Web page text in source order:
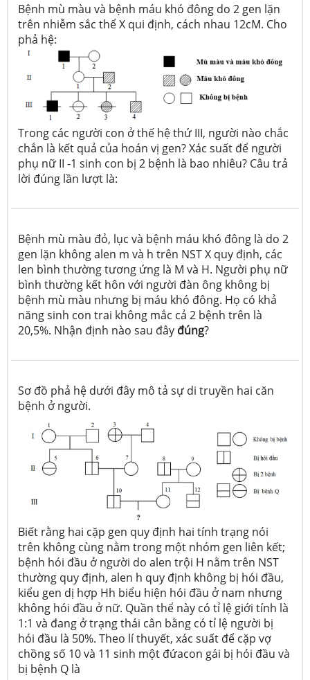
Bệnh mù màu và bệnh máu khó đông do 2 gen lặn
trên nhiễm sắc thể X qui định, cách nhau 12cM. Cho
phả hệ:
Trong các người con ở thế hệ thứ III, người nào chắc
chắn là kết quả của hoán vị gen? Xác suất để người
phụ nữ II -1 sinh con bị 2 bệnh là bao nhiêu? Câu trả
lời đúng lần lượt là:
Bệnh mù màu đỏ, lục và bệnh máu khó đông là do 2
gen lặn không alen m và h trên NST X quy định, các
len bình thường tương ứng là M và H. Người phụ nữ
bình thường kết hôn với người đàn ông không bị
bệnh mù màu nhưng bị máu khó đông. Họ có khả
năng sinh con trai không mắc cả 2 bệnh trên là
20,5%. Nhận định nào sau đây đúng?
Sơ đồ phả hệ dưới đây mô tả sự di truyền hai căn
bệnh ở người.
Biết rằng hai cặp gen quy định hai tính trạng nói
trên không cùng nằm trong một nhóm gen liên kết;
bệnh hói đầu ở người do alen trội H nằm trên NST
thường quy định, alen h quy định không bị hói đầu,
kiểu gen dị hợp Hh biểu hiện hói đầu ở nam nhưng
không hói đầu ở nữ. Quần thể này có tỉ lệ giới tính là
1:1 và đang ở trạng thái cân bằng có tỉ lệ người bị
hói đầu là 50%. Theo lí thuyết, xác suất để cặp vợ
chồng số 10 và 11 sinh một đứacon gái bị hói đầu và
bị bệnh Q là